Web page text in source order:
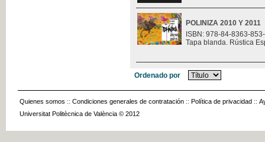
POLINIZA 2010 Y 2011
ISBN: 978-84-8363-
Tapa blanda. Rústica
Ordenado por
Quienes somos :: Condiciones generales de contratación :: Política de privacidad ::
Universitat Politècnica de València © 2012